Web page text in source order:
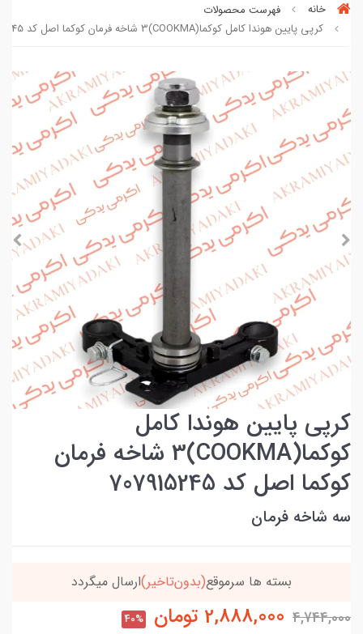
خانه
فهرست محصولات
کرپی پایین هوندا کامل کوکما(COOKMA)3 شاخه فرمان کوکما اصل کد 707915245
کرپی پایین هوندا کامل
کوکما(COOKMA)3 شاخه فرمان
کوکما اصل کد 707915245
سه شاخه فرمان
(بدون‌تاخیر)ارسال میگردد خریدتو به
4,744,000
2,888,000 تومان 40%